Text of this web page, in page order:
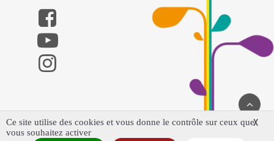
X
Ce site utilise des cookies et vous donne le contrôle sur ceux que
vous souhaitez activer